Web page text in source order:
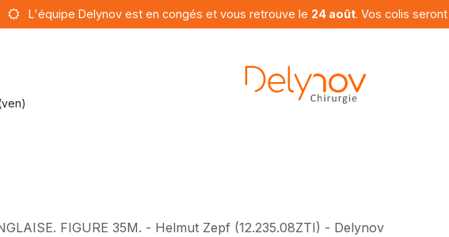
L'équipe Delynov est en congés et vous retrouve le 24 août. Vos colis
FIGURE 35M. - Helmut Zepf (12.235.08ZTI) - Delynov